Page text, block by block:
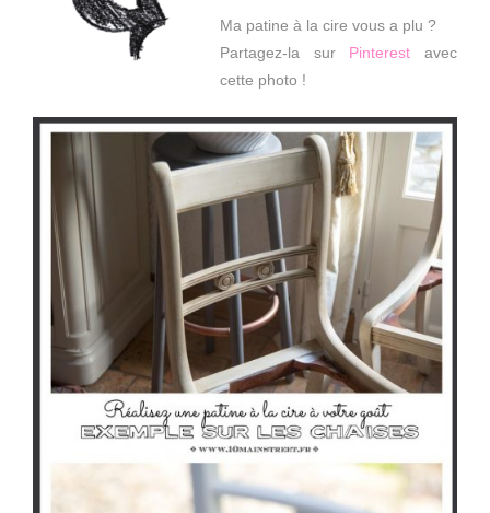
Ma patine à la cire vous a plu ?
Partagez-la sur Pinterest avec
cette photo !